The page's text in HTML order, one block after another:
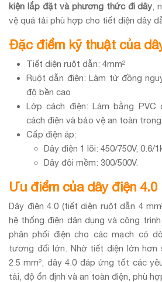
kiện lắp đặt và phương thức đi dây ,
vệ quá tải phù hợp cho tiết diện dây
Đặc điểm kỹ thuật của
Tiết diện ruột dẫn: 4mm²
Ruột dẫn điện: Làm từ đồng
độ bền cao
Lớp cách điện: Làm bằng PVC
cách điện và bảo vệ an toàn
Cấp điện áp:
Dây điện 1 lõi: 450/750V, 0.6/
Dây đôi mềm: 300/500V.
Ưu điểm của dây điện 4.0
Dây điện 4.0 (tiết diện ruột dẫn 4
hệ thống điện dân dụng và công
phân phối điện cho các mạch có
tương đối lớn. Nhờ tiết diện lớn hơn
2.5 mm², dây 4.0 đáp ứng tốt các
tải, độ ổn định và an toàn điện, phù